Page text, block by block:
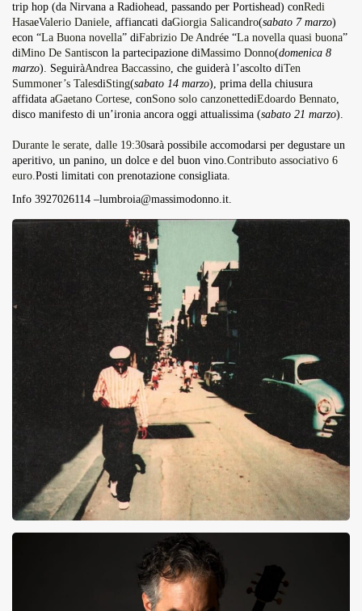
trip hop (da Nirvana a Radiohead, passando per Portishead) conRedi
HasaeValerio Daniele, affiancati daGiorgia Salicandro(sabato 7 marzo)
econ “La Buona novella” diFabrizio De Andrée “La novella quasi buona”
diMino De Santiscon la partecipazione diMassimo Donno(domenica 8
marzo). SeguiràAndrea Baccassino, che guiderà l’ascolto diTen
Summoner’s TalesdiSting(sabato 14 marzo), prima della chiusura
affidata aGaetano Cortese, conSono solo canzonettediEdoardo Bennato,
disco manifesto di un’ironia ancora oggi attualissima (sabato 21 marzo).
Durante le serate, dalle 19:30sarà possibile accomodarsi per degustare un
aperitivo, un panino, un dolce e del buon vino.Contributo associativo 6
euro.Posti limitati con prenotazione consigliata.
Info 3927026114 –lumbroia@massimodonno.it.